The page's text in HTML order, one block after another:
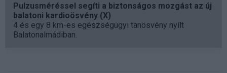
Pulzusméréssel segíti a biztonságos mozgást az új
balatoni kardioösvény (X)
4 és egy 8 km-es egészségügyi tanösvény nyílt
Balatonalmádiban.